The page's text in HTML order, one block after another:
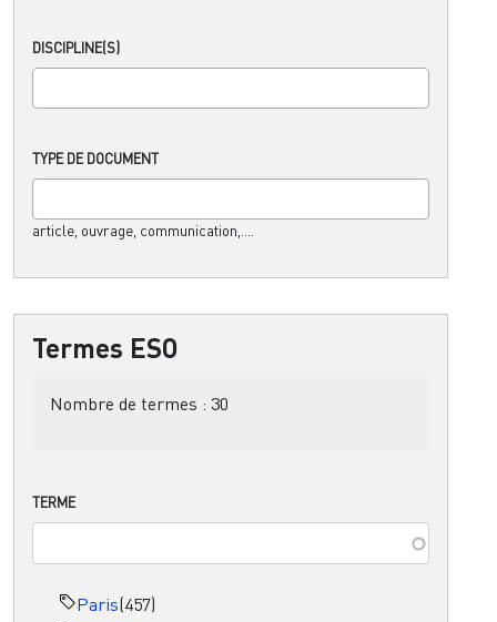
DISCIPLINE(S)
TYPE DE DOCUMENT
article, ouvrage, communication,....
Termes ESO
Nombre de termes : 30
TERME
Paris(457)